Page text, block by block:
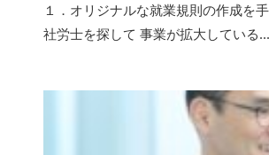
１．オリジナルな就業規則の作成を
社労士を探して 事業が拡大している...